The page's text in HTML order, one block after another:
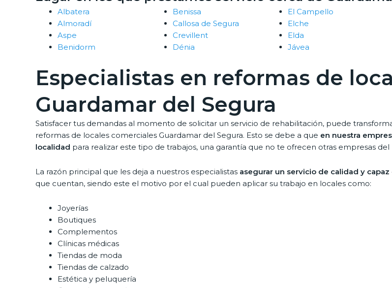
Albatera
Almoradí
Aspe
Benidorm
Benissa
Callosa de Segura
Crevillent
Dénia
El Campello
Elche
Elda
Jávea
Especialistas en reformas de
Guardamar del Segura
Satisfacer tus demandas al momento de solicitar un servicio de rehabilitación, puede
reformas de locales comerciales Guardamar del Segura. Esto se debe a que en nuestra
localidad para realizar este tipo de trabajos, una garantía que no te ofrecen otras empresas
La razón principal que les deja a nuestros especialistas asegurar un servicio de calidad y
que cuentan, siendo este el motivo por el cual pueden aplicar su trabajo en locales como:
Joyerías
Boutiques
Complementos
Clínicas médicas
Tiendas de moda
Tiendas de calzado
Estética y peluquería